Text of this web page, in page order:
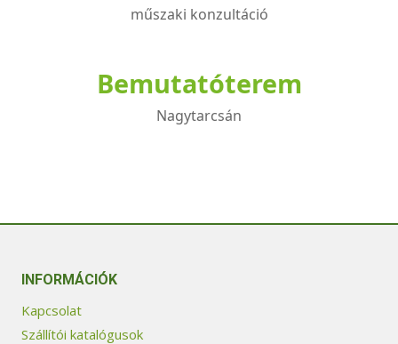
műszaki konzultáció
Bemutatóterem
Nagytarcsán
INFORMÁCIÓK
Kapcsolat
Szállítói katalógusok